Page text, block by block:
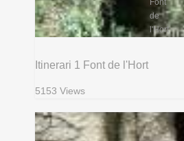
Itinerari 1 Font de l'Hort
5153 Views